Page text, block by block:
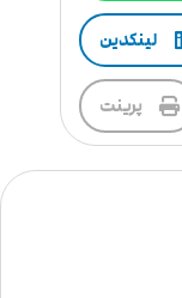
لینکدین
پرینت